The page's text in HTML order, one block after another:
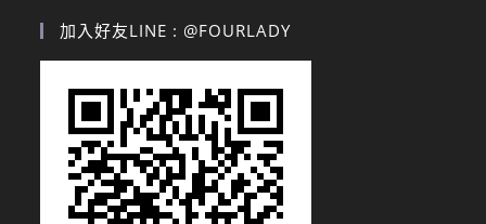
加入好友LINE : @FOURLADY